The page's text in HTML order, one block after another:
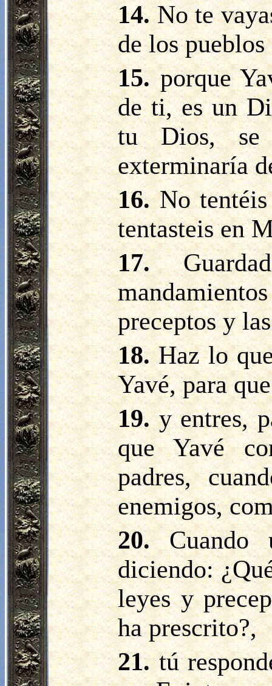
14.No te
de los
15.porque
de ti, es un
tu Dios, se
exterminaría
16.No
tentasteis en
17.
preceptos y
18.Haz lo
Yavé, para
19.y entres,
que Yavé
padres,
enemigos,
20.
diciendo:
leyes y
ha prescrito?,
21.tú